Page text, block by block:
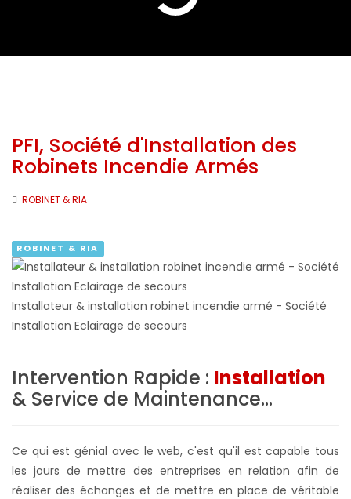
PFI, Société d'Installation des
Robinets Incendie Armés
ROBINET & RIA
ROBINET & RIA
Installateur & installation robinet incendie armé - Société
Installation Eclairage de secours
Intervention Rapide : Installation
& Service de Maintenance...
Ce qui est génial avec le web, c'est qu'il est capable tous
les jours de mettre des entreprises en relation afin de
réaliser des échanges et de mettre en place de véritable